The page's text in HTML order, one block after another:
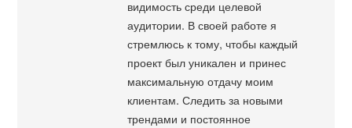
видимость среди целевой
аудитории. В своей работе я
стремлюсь к тому, чтобы каждый
проект был уникален и принес
максимальную отдачу моим
клиентам. Следить за новыми
трендами и постоянное